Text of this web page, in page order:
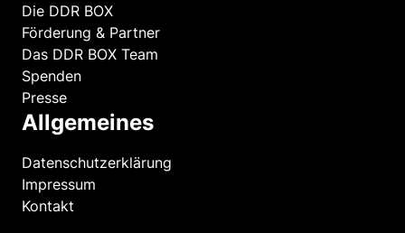
Die DDR BOX
Förderung & Partner
Das DDR BOX Team
Spenden
Presse
Allgemeines
Datenschutzerklärung
Impressum
Kontakt